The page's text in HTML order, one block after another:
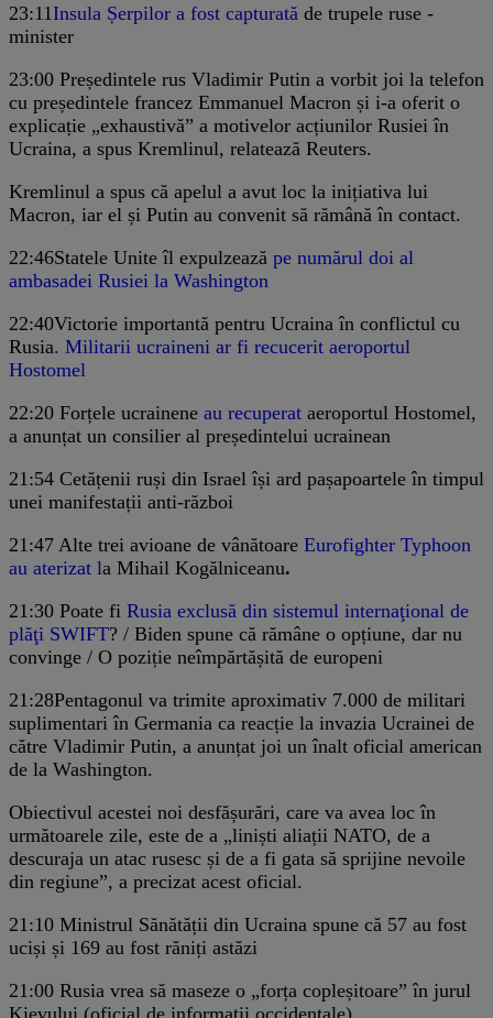
23:11 Insula Șerpilor a fost capturată de trupele ruse -
minister
23:00 Președintele rus Vladimir Putin a vorbit joi la telefon
cu președintele francez Emmanuel Macron și i-a oferit o
explicație „exhaustivă” a motivelor acțiunilor Rusiei în
Ucraina, a spus Kremlinul, relatează Reuters.
Kremlinul a spus că apelul a avut loc la inițiativa lui
Macron, iar el și Putin au convenit să rămână în contact.
22:46Statele Unite îl expulzează pe numărul doi al
ambasadei Rusiei la Washington
22:40Victorie importantă pentru Ucraina în conflictul cu
Rusia. Militarii ucraineni ar fi recucerit aeroportul
Hostomel
22:20 Forțele ucrainene au recuperat aeroportul Hostomel,
a anunțat un consilier al președintelui ucrainean
21:54 Cetățenii ruși din Israel își ard pașapoartele în timpul
unei manifestații anti-război
21:47 Alte trei avioane de vânătoare Eurofighter Typhoon
au aterizat la Mihail Kogălniceanu.
21:30 Poate fi Rusia exclusă din sistemul internaţional de
plăţi SWIFT? / Biden spune că rămâne o opțiune, dar nu
convinge / O poziție neîmpărtășită de europeni
21:28Pentagonul va trimite aproximativ 7.000 de militari
suplimentari în Germania ca reacție la invazia Ucrainei de
către Vladimir Putin, a anunțat joi un înalt oficial american
de la Washington.
Obiectivul acestei noi desfășurări, care va avea loc în
următoarele zile, este de a „liniști aliații NATO, de a
descuraja un atac rusesc și de a fi gata să sprijine nevoile
din regiune”, a precizat acest oficial.
21:10 Ministrul Sănătății din Ucraina spune că 57 au fost
uciși și 169 au fost răniți astăzi
21:00 Rusia vrea să maseze o „forța copleșitoare” în jurul
Kievului (oficial de informații occidentale)